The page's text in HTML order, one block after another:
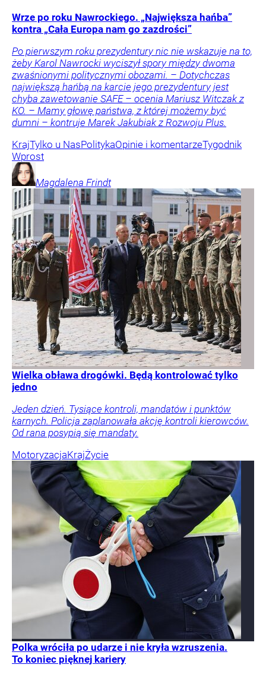
Wrze po roku Nawrockiego. „Największa hańba”
kontra „Cała Europa nam go zazdrości”
Po pierwszym roku prezydentury nic nie wskazuje na to,
żeby Karol Nawrocki wyciszył spory między dwoma
zwaśnionymi politycznymi obozami. – Dotychczas
największą hańbą na karcie jego prezydentury jest
chyba zawetowanie SAFE – ocenia Mariusz Witczak z
KO. – Mamy głowę państwa, z której możemy być
dumni – kontruje Marek Jakubiak z Rozwoju Plus.
KrajTylko u NasPolitykaOpinie i komentarzeTygodnik
Wprost
Magdalena Frindt
Wielka obława drogówki. Będą kontrolować tylko
jedno
Jeden dzień. Tysiące kontroli, mandatów i punktów
karnych. Policja zaplanowała akcję kontroli kierowców.
Od rana posypią się mandaty.
MotoryzacjaKrajŻycie
Polka wróciła po udarze i nie kryła wzruszenia.
To koniec pięknej kariery